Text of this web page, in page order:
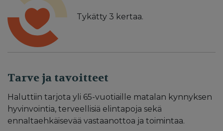
Tykätty 3 kertaa.
Tarve ja tavoitteet
Haluttiin tarjota yli 65-vuotiaille matalan kynnyksen
hyvinvointia, terveellisiä elintapoja sekä
ennaltaehkäisevää vastaanottoa ja toimintaa.